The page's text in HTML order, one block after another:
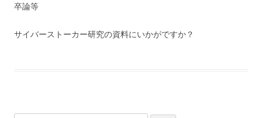
卒論等
サイバーストーカー研究の資料にいかがですか？